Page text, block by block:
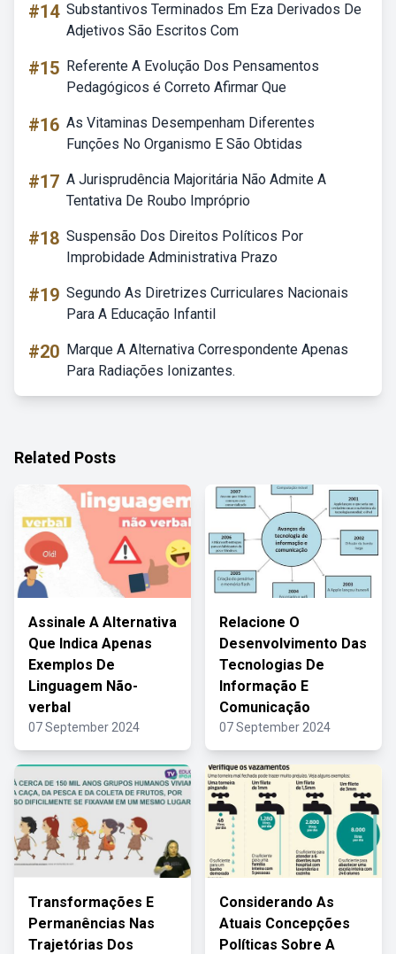
#14 Substantivos Terminados Em Eza Derivados De
Adjetivos São Escritos Com
#15 Referente A Evolução Dos Pensamentos
Pedagógicos é Correto Afirmar Que
#16 As Vitaminas Desempenham Diferentes
Funções No Organismo E São Obtidas
#17 A Jurisprudência Majoritária Não Admite A
Tentativa De Roubo Impróprio
#18 Suspensão Dos Direitos Políticos Por
Improbidade Administrativa Prazo
#19 Segundo As Diretrizes Curriculares Nacionais
Para A Educação Infantil
#20 Marque A Alternativa Correspondente Apenas
Para Radiações Ionizantes.
Related Posts
Assinale A Alternativa
Que Indica Apenas
Exemplos De
Linguagem Não-
verbal
07 September 2024
Relacione O
Desenvolvimento Das
Tecnologias De
Informação E
Comunicação
07 September 2024
Transformações E
Permanências Nas
Trajetórias Dos
Considerando As
Atuais Concepções
Políticas Sobre A